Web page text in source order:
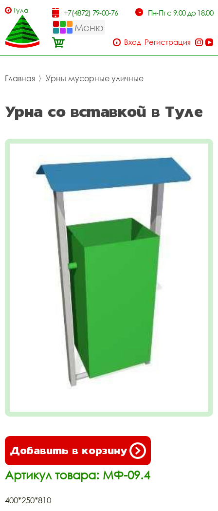
Тула +7(4872) 79-00-76 Пн-Пт с 9.00 до 18.00
Меню
Вход Регистрация
Главная 〉 Урны мусорные уличные
Урна со вставкой в Туле
Добавить в корзину
Артикул товара: МФ-09.4
400*250*810